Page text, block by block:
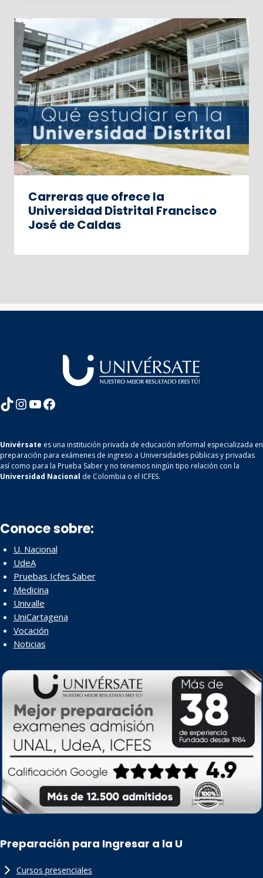
Carreras que ofrece la
Universidad Distrital Francisco
José de Caldas
TikTok InstagramYouTube Facebook
Univérsate es una institución privada de educación informal especializada en
preparación para exámenes de ingreso a Universidades públicas y privadas
así como para la Prueba Saber y no tenemos ningún tipo relación con la
Universidad Nacional de Colombia o el ICFES.
Conoce sobre:
U. Nacional
UdeA
Pruebas Icfes Saber
Medicina
Univalle
UniCartagena
Vocación
Noticias
Preparación para Ingresar a la U
Cursos presenciales